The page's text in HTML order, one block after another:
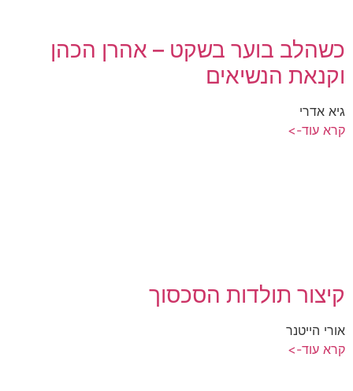
כשהלב בוער בשקט – אהרן הכהן
וקנאת הנשיאים
גיא אדרי
קרא עוד->
קיצור תולדות הסכסוך
אורי הייטנר
קרא עוד->